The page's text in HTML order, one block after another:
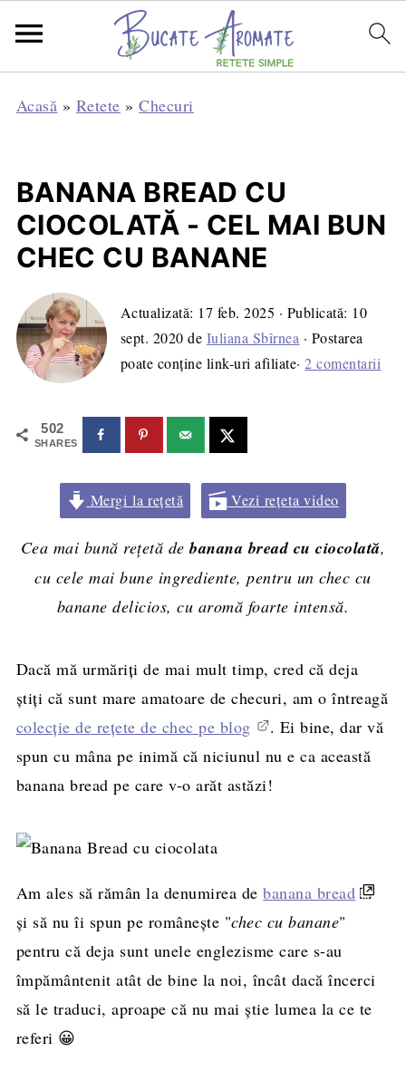
Acasă » Retete »Checuri
BANANA BREAD CU
CIOCOLATĂ - CEL MAI BUN
CHEC CU BANANE
Actualizată: 17 feb. 2025 · Publicată: 10
sept. 2020 de Iuliana Sbîrnea · Postarea
poate conține link-uri afiliate·2 comentarii
502
SHARES
Mergi la rețetă Vezi rețeta video
Cea mai bună rețetă debanana bread cu ciocolată,
cu cele mai bune ingrediente, pentru un chec cu
banane delicios, cu aromă foarte intensă.
Dacă mă urmăriți de mai mult timp, cred că deja
știți că sunt mare amatoare de checuri, am o întreagă
colecție de rețete de chec pe blog
. Ei bine, dar vă
spun cu mâna pe inimă că niciunul nu e ca această
banana bread pe care v-o arăt astăzi!
Am ales să rămân la denumirea debanana bread
și să nu îi spun pe românește "chec cu banane"
pentru că deja sunt unele englezisme care s-au
împământenit atât de bine la noi, încât dacă încerci
să le traduci, aproape că nu mai știe lumea la ce te
referi 😀